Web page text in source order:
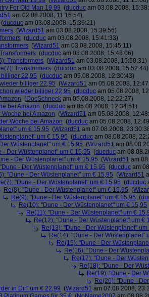
For Old Man 19,99 (ducduc am 03.08.2008,
am 02.08.2008, 11:16:54)
(ducduc am 03.08.2008, 15:39:21)
(Wizard51 am 03.08.2008, 15:39:56)
(ducduc am 03.08.2008, 15:41:33)
(Wizard51 am 03.08.2008, 15:45:11)
(ducduc am 03.08.2008, 15:48:06)
Transformers (Wizard51 am 03.08.2008, 15:50:31)
Transformers (ducduc am 03.08.2008, 15:52:44)
22,95 (ducduc am 05.08.2008, 12:30:43)
billiger 22,95 (Wizard51 am 05.08.2008,
wieder billiger 22,95 (ducduc am 05.08.2008,
(DocSchneck am 05.08.2008, 12:22:27)
bei Amazon (ducduc am 05.08.2008, 12:34:51)
Woche bei Amazon (Wizard51 am 05.08.2008,
Woche bei Amazon (ducduc am 05.08.2008,
um € 15,95 (Wizard51 am 07.08.2008,
um € 15,95 (ducduc am 08.08.2008,
Wüstenplanet" um € 15,95 (Wizard51 am
- Der Wüstenplanet" um € 15,95 (ducduc am
- Der Wüstenplanet" um € 15,95 (Wizard51 am
- Der Wüstenplanet" um € 15,95 (ducduc am
"Dune - Der Wüstenplanet" um € 15,95 (Wizard51
"Dune - Der Wüstenplanet" um € 15,95 (ducduc
Re(8): "Dune - Der Wüstenplanet" um € 15,95 (
Re(9): "Dune - Der Wüstenplanet" um € 15,95 (
Re(10): "Dune - Der Wüstenplanet" um € 15,95
Re(11): "Dune - Der Wüstenplanet" um €
Re(12): "Dune - Der Wüstenplanet" um €
Re(13): "Dune - Der Wüstenplanet"
Re(14): "Dune - Der Wüstenplanet"
Re(15): "Dune - Der
Re(16): "Dune - Der
Re(17): "Dune - Der
Re(18): "Dune - Der
Re(19): "Dune - Der
Re(20): "Dune -
in Dir" um € 22,99 (Wizard51 am 07.08.2008,